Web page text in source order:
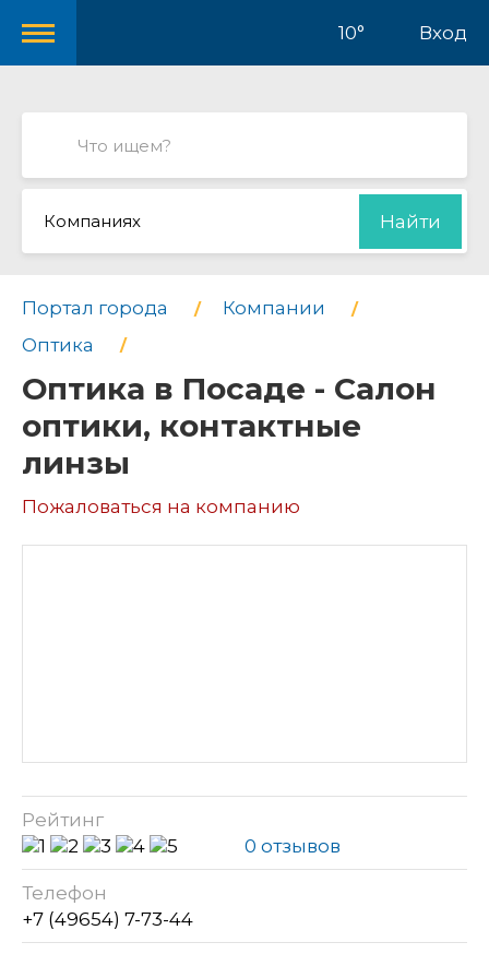
10° Вход
Компаниях Найти
Портал города
Компании
Оптика
Оптика в Посаде - Салон
оптики, контактные
линзы
Пожаловаться на компанию
Рейтинг
0 отзывов
Телефон
+7 (49654) 7-73-44